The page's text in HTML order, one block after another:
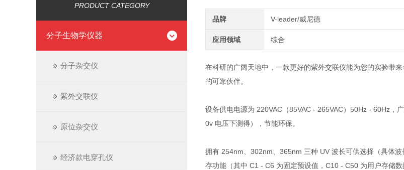
PRODUCT CATEGORY
分子生物学仪器
分子杂交仪
紫外交联仪
原位杂交仪
经济款电穿孔仪
品牌 V-leader/威尼德
应用领域 综合
在科研的广阔天地中，一款更好的紫外交联仪能为您的实验带
的可靠伙伴。
设备供电电源为 220VAC（85VAC - 265VAC）50Hz - 60Hz，
0v 电压下测得），节能环保。
拥有 254nm、302nm、365nm 三种 UV 波长可供选择（具体
存功能（其中 C1 - C6 为固定预设值，C10 - C50 为用户存储